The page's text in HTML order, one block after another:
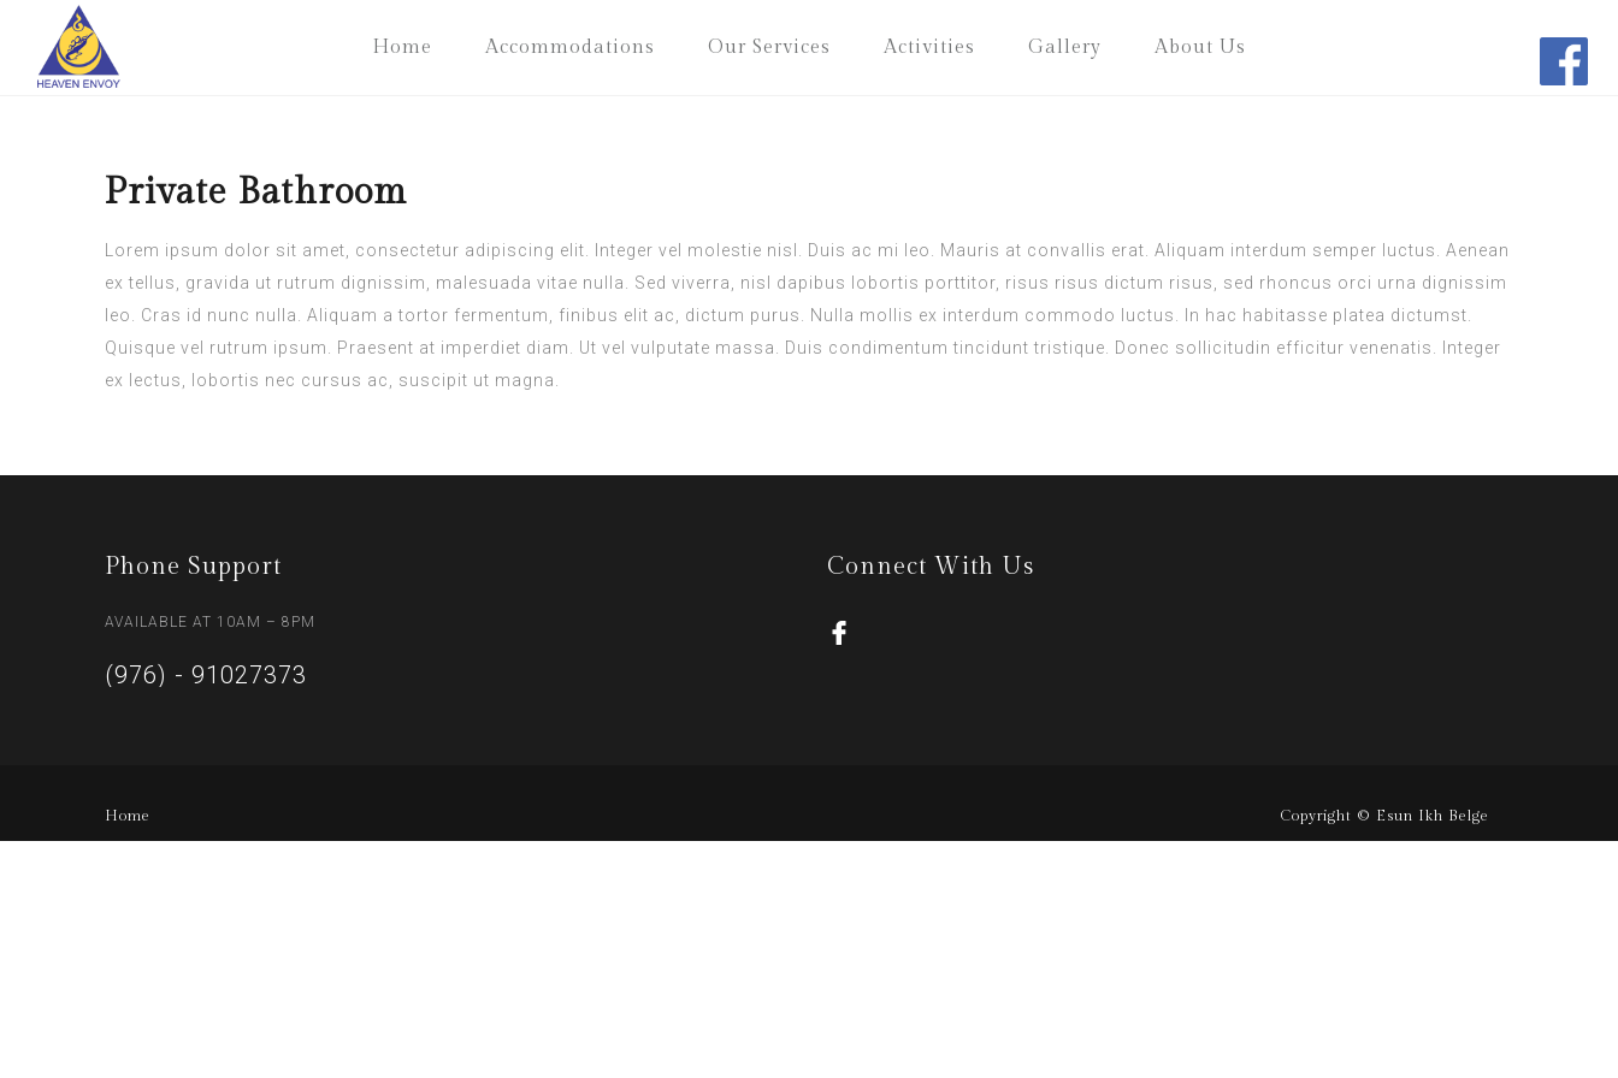
Home Accommodations Our Services Activities Gallery About Us
Private Bathroom
Lorem ipsum dolor sit amet, consectetur adipiscing elit. Integer vel molestie nisl. Duis ac mi leo. Mauris at convallis erat. Aliquam interdum semper luctus. Aenean
ex tellus, gravida ut rutrum dignissim, malesuada vitae nulla. Sed viverra, nisl dapibus lobortis porttitor, risus risus dictum risus, sed rhoncus orci urna dignissim
leo. Cras id nunc nulla. Aliquam a tortor fermentum, finibus elit ac, dictum purus. Nulla mollis ex interdum commodo luctus. In hac habitasse platea dictumst.
Quisque vel rutrum ipsum. Praesent at imperdiet diam. Ut vel vulputate massa. Duis condimentum tincidunt tristique. Donec sollicitudin efficitur venenatis. Integer
ex lectus, lobortis nec cursus ac, suscipit ut magna.
Phone Support
AVAILABLE AT 10AM – 8PM
(976) - 91027373
Connect With Us
Home Copyright © Esun Ikh Belge